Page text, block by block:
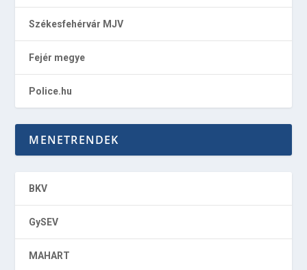
Székesfehérvár MJV
Fejér megye
Police.hu
MENETRENDEK
BKV
GySEV
MAHART